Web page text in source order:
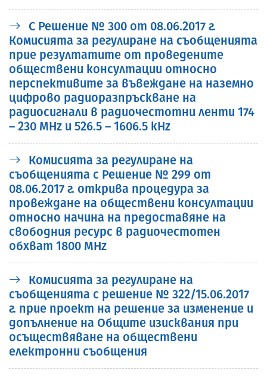
С Решение № 300 от 08.06.2017 г.
Комисията за регулиране на съобщенията
прие резултатите от проведените
обществени консултации относно
перспективите за въвеждане на наземно
цифрово радиоразпръскване на
радиосигнали в радиочестотни ленти 174
– 230 MHz и 526.5 – 1606.5 kHz
Комисията за регулиране на
съобщенията с Решение № 299 от
08.06.2017 г. открива процедура за
провеждане на обществени консултации
относно начина на предоставяне на
свободния ресурс в радиочестотен
обхват 1800 MHz
Комисията за регулиране на
съобщенията с решение № 322/15.06.2017
г. прие проект на решение за изменение и
допълнение на Общите изисквания при
осъществяване на обществени
електронни съобщения